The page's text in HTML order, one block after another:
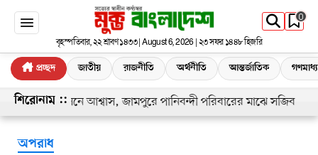
0
বৃহস্পতিবার, ২২ শ্রাবণ ১৪৩৩ | August 6, 2026 | ২৩ সফর ১৪৪৮ হিজরি
প্রচ্ছদ জাতীয় রাজনীতি অর্থনীতি আন্তর্জাতিক
শিরোনাম ::
নিরসনে আশ্বাস, জামপুরে পানিবন্দী পরিবারের মাঝে সজিব
অপরাধ